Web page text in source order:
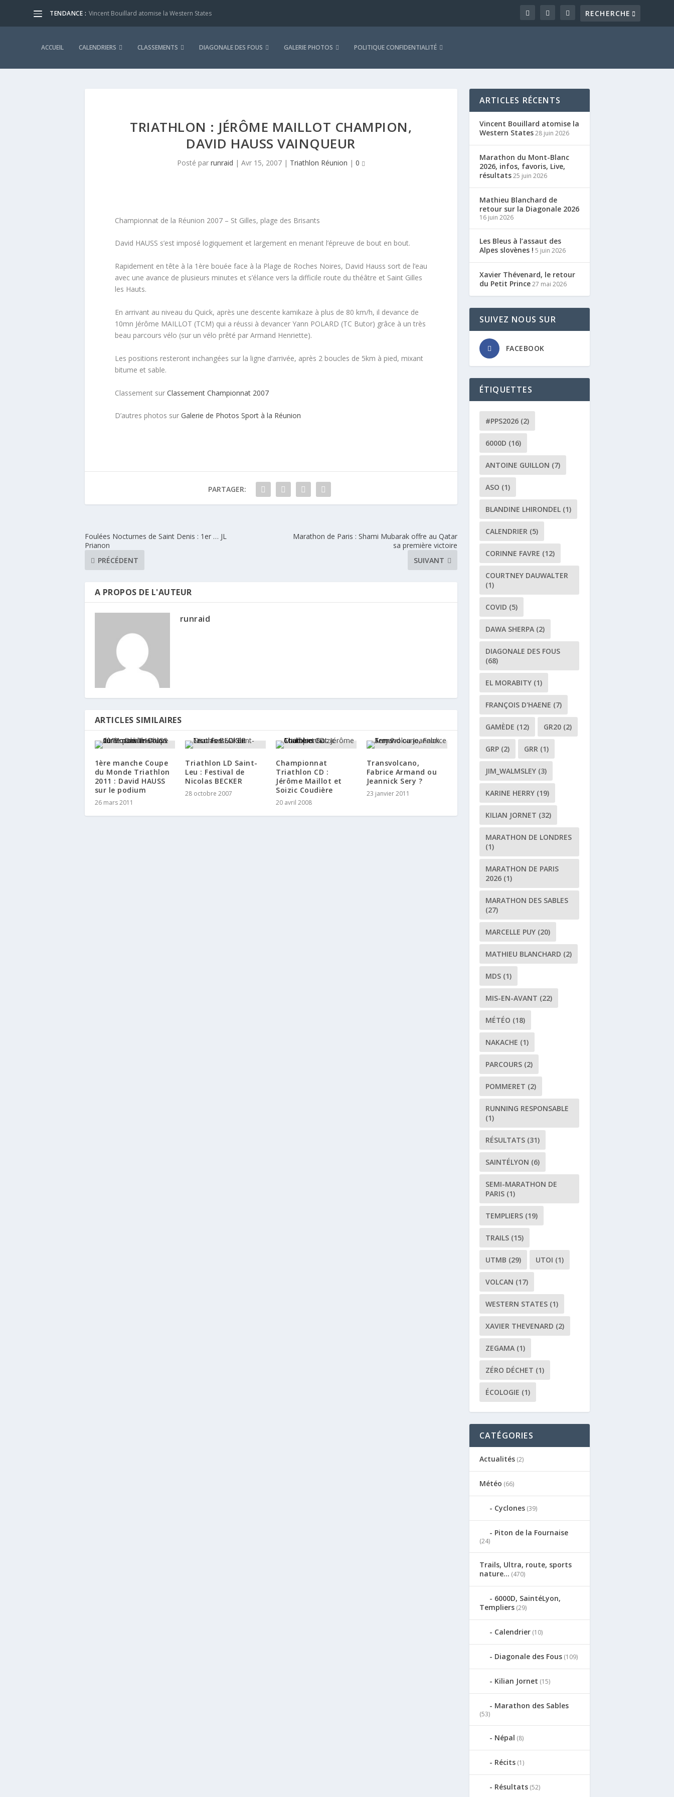
TENDANCE : Vincent Bouillard atomise la Western States
ACCUEIL CALENDRIERS CLASSEMENTS DIAGONALE DES FOUS GALERIE PHOTOS POLITIQUE CONFIDENTIALITÉ
TRIATHLON : JÉRÔME MAILLOT CHAMPION,
DAVID HAUSS VAINQUEUR
Posté par runraid | Avr 15, 2007| Triathlon Réunion | 0
Championnat de la Réunion 2007 – St Gilles, plage des Brisants
David HAUSS s’est imposé logiquement et largement en menant l’épreuve de bout en bout.
Rapidement en tête à la 1ère bouée face à la Plage de Roches Noires, David Hauss sort de l’eau
avec une avance de plusieurs minutes et s’élance vers la difficile route du théâtre et Saint Gilles
les Hauts.
En arrivant au niveau du Quick, après une descente kamikaze à plus de 80 km/h, il devance de
10mn Jérôme MAILLOT (TCM) qui a réussi à devancer Yann POLARD (TC Butor) grâce à un très
beau parcours vélo (sur un vélo prêté par Armand Henriette).
Les positions resteront inchangées sur la ligne d’arrivée, après 2 boucles de 5km à pied, mixant
bitume et sable.
Classement sur Classement Championnat 2007
D’autres photos sur Galerie de Photos Sport à la Réunion
PARTAGER:
Foulées Nocturnes de Saint Denis : 1er … JL
Prianon
PRÉCÉDENT
Marathon de Paris : Shami Mubarak offre au Qatar
sa première victoire
SUIVANT
A PROPOS DE L'AUTEUR
runraid
ARTICLES SIMILAIRES
1ère manche Coupe
du Monde Triathlon
2011 : David HAUSS
sur le podium
26 mars 2011
Triathlon LD Saint-
Leu : Festival de
Nicolas BECKER
28 octobre 2007
Championnat
Triathlon CD :
Jérôme Maillot et
Soizic Coudière
20 avril 2008
Transvolcano,
Fabrice Armand ou
Jeannick Sery ?
23 janvier 2011
ARTICLES RÉCENTS
Vincent Bouillard atomise la
Western States28 juin 2026
Marathon du Mont-Blanc
2026, infos, favoris, Live,
résultats25 juin 2026
Mathieu Blanchard de
retour sur la Diagonale 2026
16 juin 2026
Les Bleus à l’assaut des
Alpes slovènes ! 5 juin 2026
Xavier Thévenard, le retour
du Petit Prince27 mai 2026
SUIVEZ NOUS SUR
FACEBOOK
ÉTIQUETTES
#PPS2026(2)
6000D (16)
ANTOINE GUILLON (7)
ASO (1)
BLANDINE LHIRONDEL(1)
CALENDRIER(5)
CORINNE FAVRE (12)
COURTNEY DAUWALTER
(1)
COVID (5)
DAWA SHERPA(2)
DIAGONALE DES FOUS
(68)
EL MORABITY(1)
FRANÇOIS D'HAENE (7)
GAMÈDE (12) GR20(2)
GRP(2) GRR(1)
JIM_WALMSLEY(3)
KARINE HERRY(19)
KILIAN JORNET (32)
MARATHON DE LONDRES
(1)
MARATHON DE PARIS
2026(1)
MARATHON DES SABLES
(27)
MARCELLE PUY(20)
MATHIEU BLANCHARD (2)
MDS(1)
MIS-EN-AVANT (22)
MÉTÉO (18)
NAKACHE (1)
PARCOURS(2)
POMMERET (2)
RUNNING RESPONSABLE
(1)
RÉSULTATS(31)
SAINTÉLYON (6)
SEMI-MARATHON DE
PARIS(1)
TEMPLIERS(19)
TRAILS(15)
UTMB (29) UTOI (1)
VOLCAN (17)
WESTERN STATES(1)
XAVIER THEVENARD (2)
ZEGAMA(1)
ZÉRO DÉCHET (1)
ÉCOLOGIE (1)
CATÉGORIES
Actualités(2)
Météo (66)
Cyclones(39)
Piton de la Fournaise
(24)
Trails, Ultra, route, sports
nature… (470)
6000D, SaintéLyon,
Templiers(29)
Calendrier(10)
Diagonale des Fous(109)
Kilian Jornet (15)
Marathon des Sables
(53)
Népal (8)
Récits(1)
Résultats(52)